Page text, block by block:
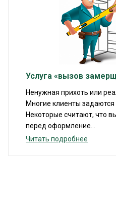
Услуга «вызов
Ненужная прихоть или
Многие клиенты
Некоторые считают, что
перед оформление...
Читать подробнее